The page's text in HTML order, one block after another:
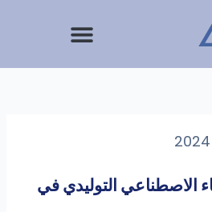
الاصطناعي التوليدي في